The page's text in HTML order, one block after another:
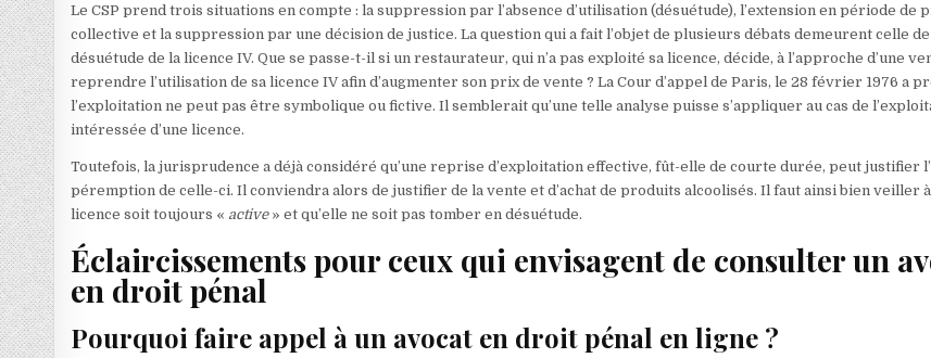
Le CSP prend trois situations en compte : la suppression par l’absence d’utilisation (désuétude), l’extension en période de
collective et la suppression par une décision de justice. La question qui a fait l’objet de plusieurs débats demeurent celle
désuétude de la licence IV. Que se passe-t-il si un restaurateur, qui n’a pas exploité sa licence, décide, à l’approche d’une
reprendre l’utilisation de sa licence IV afin d’augmenter son prix de vente ? La Cour d’appel de Paris, le 28 février 1976 a
l’exploitation ne peut pas être symbolique ou fictive. Il semblerait qu’une telle analyse puisse s’appliquer au cas de
intéressée d’une licence.
Toutefois, la jurisprudence a déjà considéré qu’une reprise d’exploitation effective, fût-elle de courte durée, peut justifier
péremption de celle-ci. Il conviendra alors de justifier de la vente et d’achat de produits alcoolisés. Il faut ainsi bien veiller à
licence soit toujours « active» et qu’elle ne soit pas tomber en désuétude.
Éclaircissements pour ceux qui envisagent de consulter un
en droit pénal
Pourquoi faire appel à un avocat en droit pénal en ligne ?